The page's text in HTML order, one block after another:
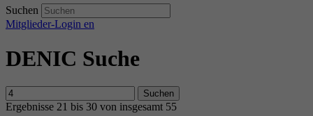
Suchen
Mitglieder-Login en
DENIC Suche
Suchen
Ergebnisse 21 bis 30 von insgesamt 55